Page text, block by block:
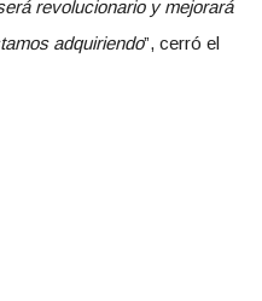
revolucionario y mejorará
adquiriendo”, cerró el